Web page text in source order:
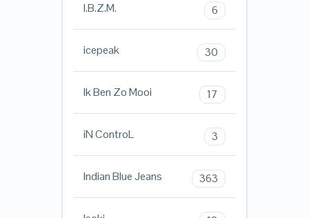
I.B.Z.M. 6
icepeak 30
Ik Ben Zo Mooi 17
iN ControL 3
Indian Blue Jeans 363